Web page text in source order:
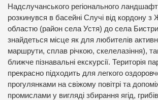
Надслучанського регіонального
розкинувся в басейні Случі від кордону
областю (район села Устя) до села
знайдеться місце як для любителів
маршрути, сплав річкою, скелелазіння),
ближче пізнавальні екскурсії. Територія
прекрасно підходить для легкого
прогулянками на свіжому повітрі та
промислами у вигляді збирання ягід,